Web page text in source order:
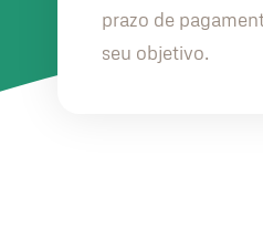
prazo de
seu objetivo.